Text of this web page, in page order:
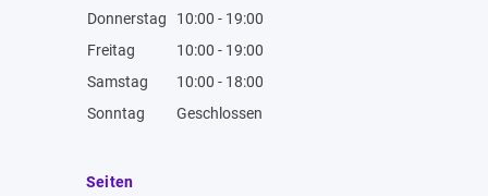
Donnerstag
10:00 - 19:00
Freitag
10:00 - 19:00
Samstag
10:00 - 18:00
Sonntag
Geschlossen
Seiten